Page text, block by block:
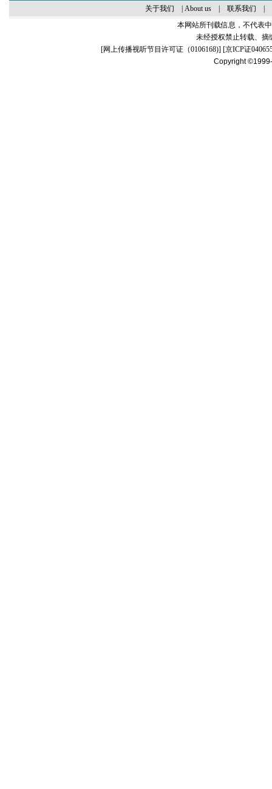
关于我们 About us| 联系我们
本网站所刊载信息，不代表
未经授权禁止转载、摘
[网上传播视听节目许可证（0106168)] [京ICP证
Copyright